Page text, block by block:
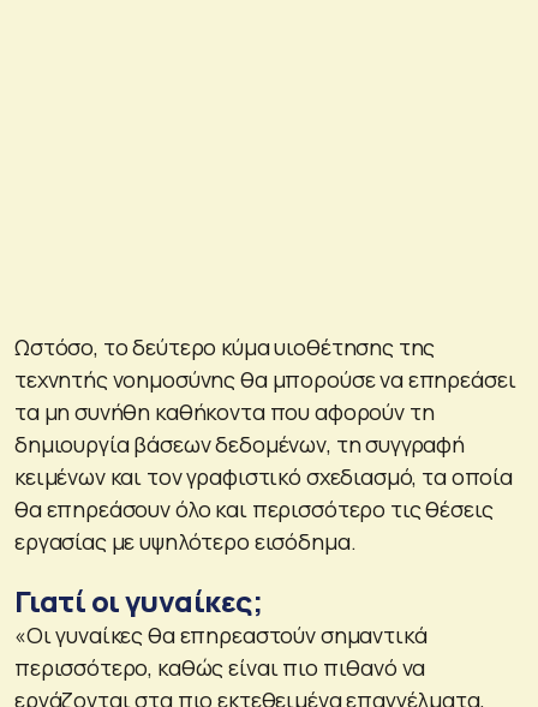
Ωστόσο, το δεύτερο κύμα υιοθέτησης της
τεχνητής νοημοσύνης θα μπορούσε να επηρεάσει
τα μη συνήθη καθήκοντα που αφορούν τη
δημιουργία βάσεων δεδομένων, τη συγγραφή
κειμένων και τον γραφιστικό σχεδιασμό, τα οποία
θα επηρεάσουν όλο και περισσότερο τις θέσεις
εργασίας με υψηλότερο εισόδημα.
Γιατί οι γυναίκες;
«Οι γυναίκες θα επηρεαστούν σημαντικά
περισσότερο, καθώς είναι πιο πιθανό να
εργάζονται στα πιο εκτεθειμένα επαγγέλματα,